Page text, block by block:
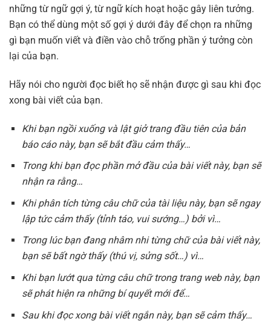
những từ ngữ gợi ý, từ ngữ kích hoạt hoặc gây liên tưởng.
Bạn có thể dùng một số gợi ý dưới đây để chọn ra những
gì bạn muốn viết và điền vào chỗ trống phần ý tưởng còn
lại của bạn.
Hãy nói cho người đọc biết họ sẽ nhận được gì sau khi đọc
xong bài viết của bạn.
Khi bạn ngồi xuống và lật giở trang đầu tiên của bản
báo cáo này, bạn sẽ bắt đầu cảm thấy…
Trong khi bạn đọc phần mở đầu của bài viết này, bạn sẽ
nhận ra rằng…
Khi phân tích từng câu chữ của tài liệu này, bạn sẽ ngay
lập tức cảm thấy (tỉnh táo, vui sướng…) bởi vì…
Trong lúc bạn đang nhâm nhi từng chữ của bài viết này,
bạn sẽ bất ngờ thấy (thú vị, sửng sốt…) vì…
Khi bạn lướt qua từng câu chữ trong trang web này, bạn
sẽ phát hiện ra những bí quyết mới để…
Sau khi đọc xong bài viết ngắn này, bạn sẽ cảm thấy…